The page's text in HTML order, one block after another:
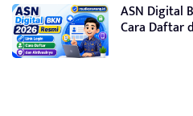
ASN Digital
Cara Daftar